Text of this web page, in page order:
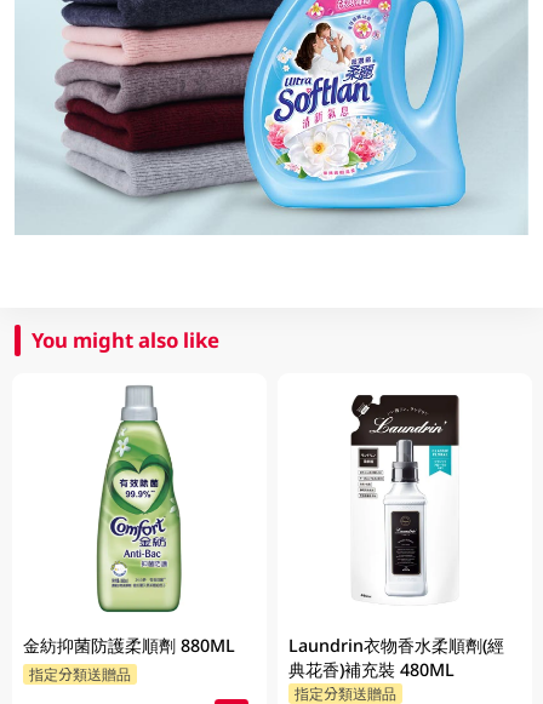
You might also like
金紡抑菌防護柔順劑 880ML
指定分類送贈品
Laundrin衣物香水柔順劑(經
典花香)補充裝 480ML
指定分類送贈品